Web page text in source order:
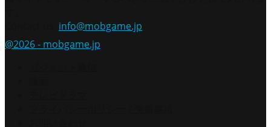
info@mobgame.jp
@2026 - mobgame.jp